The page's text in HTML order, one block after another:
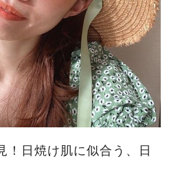
日焼け肌に似合う、日